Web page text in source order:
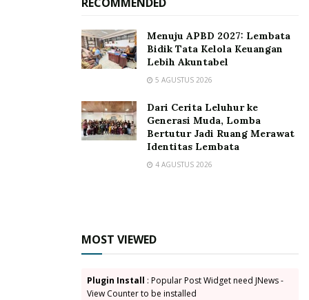
pentingnya alat buktu dan pendokumentasian dalam
bentuk video,audio dan foto. Rapat diakhiri dengan
diskusi antar peserta.
Penulis : Yanuarius Uran Koban/ Indah Purnama
Gakkumdu Lembata
Humas Bawaslu Lembata
Menuju APBD 2027: Lembata
Bidik Tata Kelola Keuangan
Lebih Akuntabel
5 AGUSTUS 2026
Dari Cerita Leluhur ke
Generasi Muda, Lomba
Bertutur Jadi Ruang Merawat
Identitas Lembata
4 AGUSTUS 2026
MOST VIEWED
Plugin Install : Popular Post Widget need JNews -
View Counter to be installed